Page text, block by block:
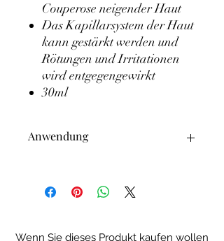
Couperose neigender Haut
Das Kapillarsystem der Haut
kann gestärkt werden und
Rötungen und Irritationen
wird entgegengewirkt
30ml
Anwendung
Wenn Sie dieses Produkt kaufen wollen